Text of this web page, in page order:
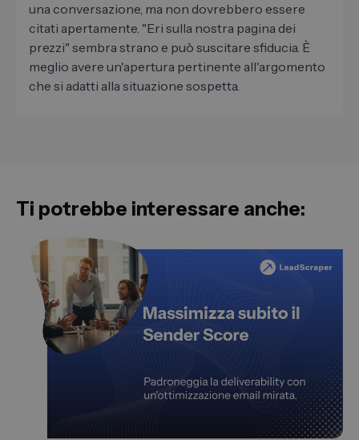
una conversazione, ma non dovrebbero essere
citati apertamente. "Eri sulla nostra pagina dei
prezzi" sembra strano e può suscitare sfiducia. È
meglio avere un'apertura pertinente all'argomento
che si adatti alla situazione sospetta.
Ti potrebbe interessare anche: